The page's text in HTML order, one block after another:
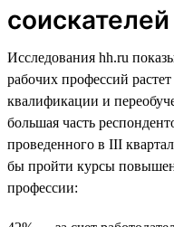
соискателей
Исследования hh.ru
рабочих профессий
квалификации и
большая часть
проведенного в III
бы пройти курсы
профессии: